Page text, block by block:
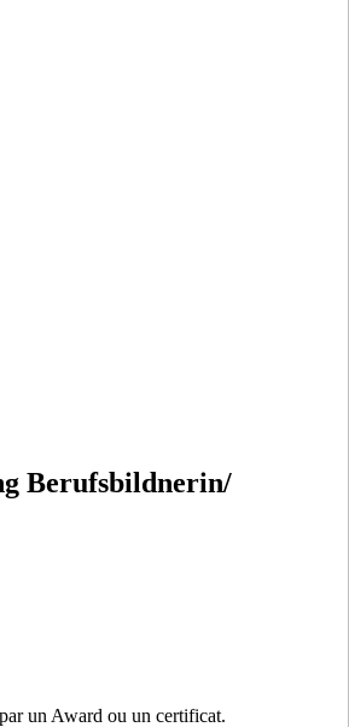
Berufsbildnerin/
un Award ou un certificat.